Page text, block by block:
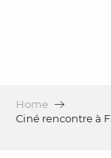
Home
Ciné rencontre à